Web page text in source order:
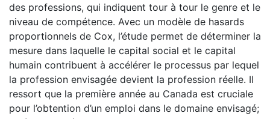
des professions, qui indiquent tour à tour le genre et le
niveau de compétence. Avec un modèle de hasards
proportionnels de Cox, l’étude permet de déterminer la
mesure dans laquelle le capital social et le capital
humain contribuent à accélérer le processus par lequel
la profession envisagée devient la profession réelle. Il
ressort que la première année au Canada est cruciale
pour l’obtention d’un emploi dans le domaine envisagé;